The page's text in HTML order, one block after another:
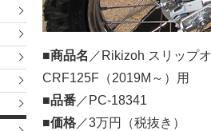
■商品名 ／Rikizoh スリップ
CRF125F（2019M～）用
■品番 ／PC-18341
■価格 ／3万円（税抜き）